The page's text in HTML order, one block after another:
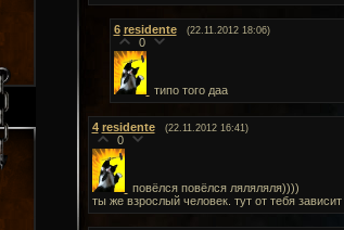
6 residente (22.11.2012 18:06)
0
типо того даа
4 residente (22.11.2012 16:41)
0
повёлся повёлся ляляляля))))
ты же взрослый человек. тут от тебя